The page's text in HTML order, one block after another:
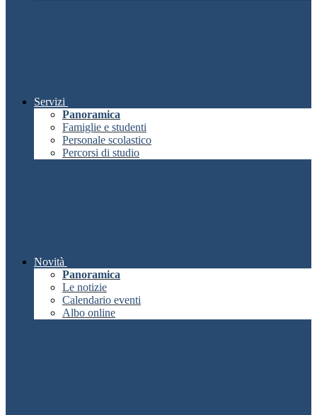
Servizi
Panoramica
Famiglie e studenti
Personale scolastico
Percorsi di studio
Novità
Panoramica
Le notizie
Calendario eventi
Albo online